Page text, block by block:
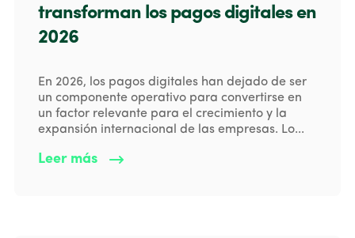
transforman los pagos digitales en
2026
En 2026, los pagos digitales han dejado de ser
un componente operativo para convertirse en
un factor relevante para el crecimiento y la
expansión internacional de las empresas. Lo...
Leer más